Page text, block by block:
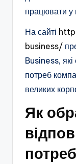
працювати
На сайті
business/
Business, які
потреб
великих
Як